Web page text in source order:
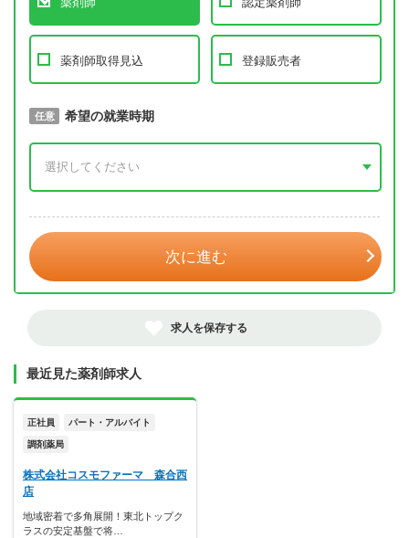
薬剤師取得見込 登録販売者
必須 取得予定年
任意 希望の就業時期
次に進む
求人を保存する
最近見た薬剤師求人
正社員 パート・アルバイト
調剤薬局
株式会社コスモファーマ 森合西
店
地域密着で多角展開！東北トップク
ラスの安定基盤で将…